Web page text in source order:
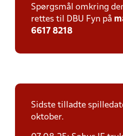
Spørgsmål omkring
rettes til DBU Fyn på
6617 8218
Sidste tilladte
oktober.